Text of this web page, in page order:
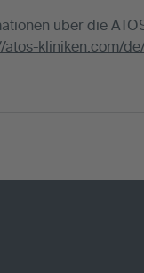
über die
atos-kliniken.com/